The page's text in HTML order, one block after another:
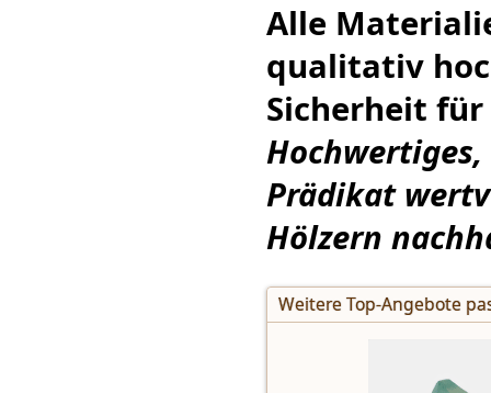
Alle
qualitativ
Sicherheit
Prädikat
Hölzern
Weitere Top-Angebote